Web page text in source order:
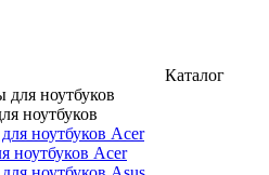
Каталог
ноутбуков
ноутбуков Acer